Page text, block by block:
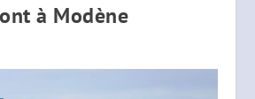
à Modène